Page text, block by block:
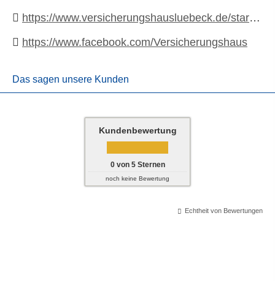
https://www.versicherungshausluebeck.de/startseite
https://www.facebook.com/Versicherungshaus
Das sagen unsere Kunden
Kundenbewertung
0von 5Sternen
noch keine Bewertung
Echtheit von Bewertungen